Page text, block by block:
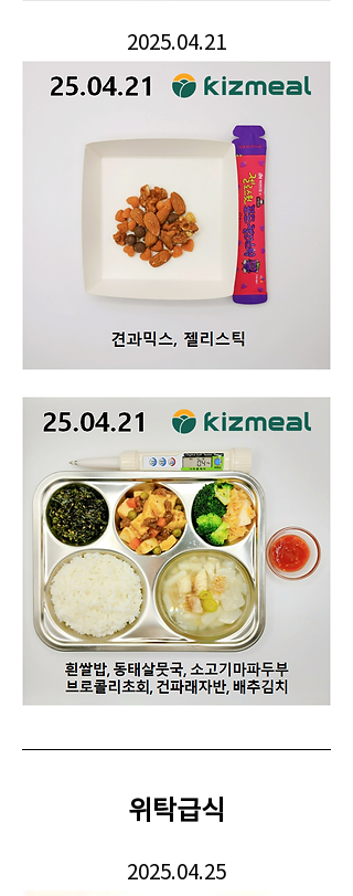
2025.04.21
위탁급식
2025.04.25